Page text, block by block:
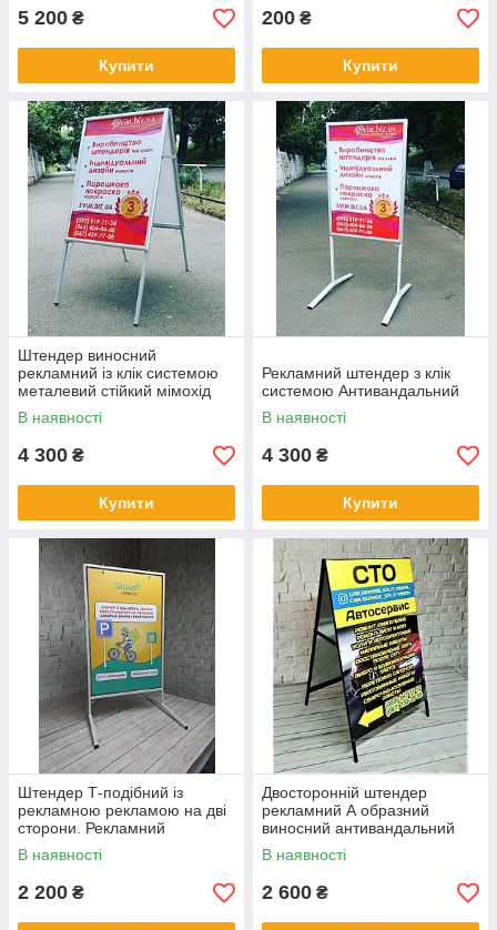
5 200 ₴
Купити
200 ₴
Купити
Штендер виносний
рекламний із клік системою
металевий стійкий мімохід
для зовнішньої реклами
В наявності
4 300 ₴
Купити
Рекламний штендер з клік
системою Антивандальний
В наявності
4 300 ₴
Купити
Штендер Т-подібний із
рекламною рекламою на дві
сторони. Рекламний
штендер. Виготовлення 1
день.
В наявності
2 200 ₴
Двосторонній штендер
рекламний А образний
виносний антивандальний
(Виготовлення 1 день)
В наявності
2 600 ₴